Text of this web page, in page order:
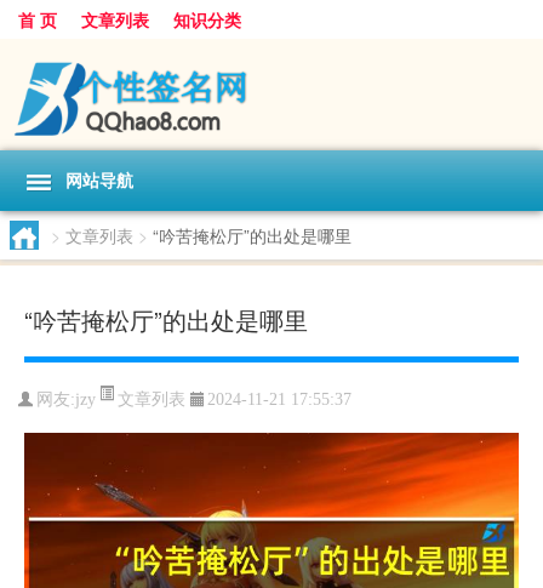
首 页 文章列表 知识分类
网站导航
> 文章列表 > “吟苦掩松厅”的出处是哪里
“吟苦掩松厅”的出处是哪里
网友:jzy 文章列表 2024-11-21 17:55:37